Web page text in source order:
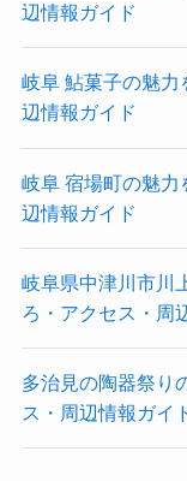
辺情報ガイド
岐阜 鮎菓子の魅力
辺情報ガイド
岐阜 宿場町の魅力
辺情報ガイド
岐阜県中津川市川
ろ・アクセス・周
多治見の陶器祭り
ス・周辺情報ガイ